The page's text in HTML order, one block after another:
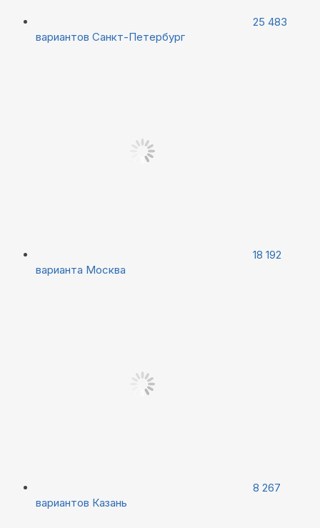
25 483
вариантов Санкт-Петербург
18 192
варианта Москва
8 267
вариантов Казань